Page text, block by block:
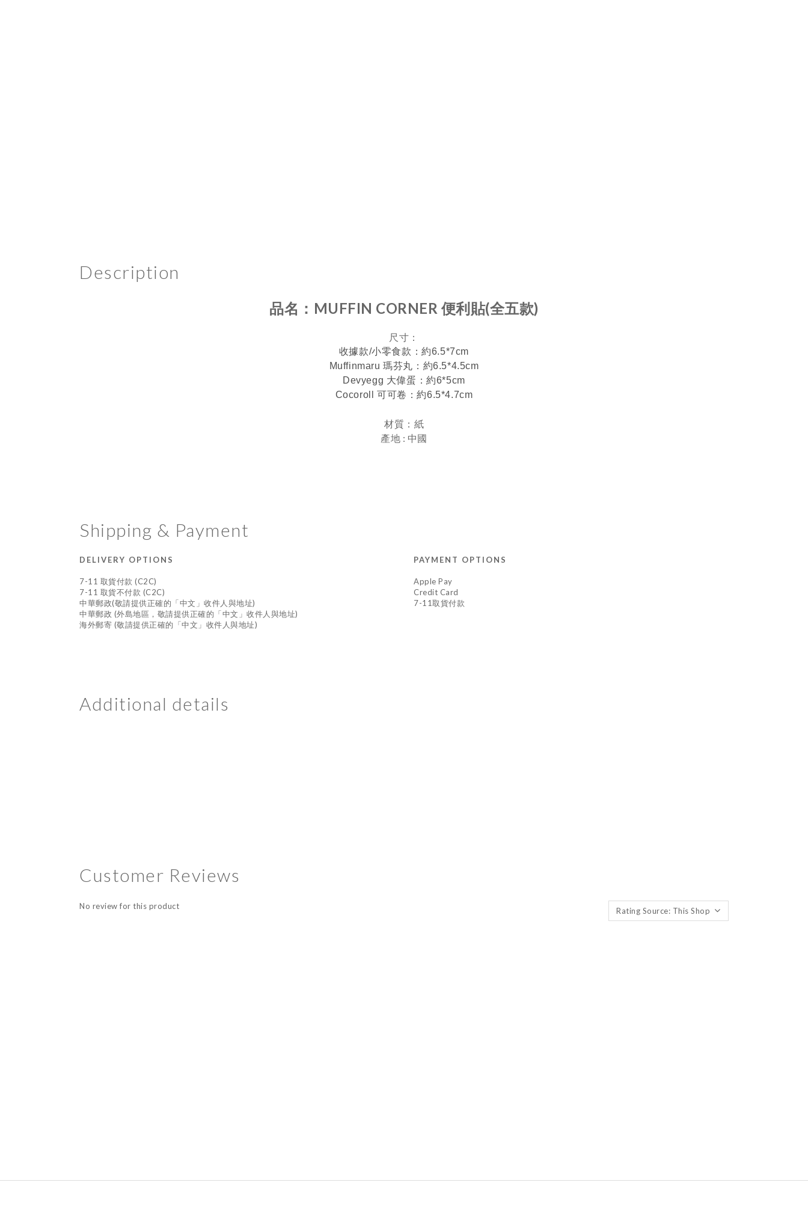
Description
品名： MUFFIN CORNER 便利貼(全五款)
尺寸：
收據款/⼩零⾷款：約6.5*7cm
Muffinmaru 瑪芬丸：約6.5*4.5cm
Devyegg 大偉蛋：約6*5cm
Cocoroll 可可卷：約6.5*4.7cm
材質：紙
產地 : 中國
Shipping & Payment
DELIVERY OPTIONS
7-11 取貨付款 (C2C)
7-11 取貨不付款 (C2C)
中華郵政(敬請提供正確的「中文」收件人與地址)
中華郵政 (外島地區，敬請提供正確的「中文」收件人與地址)
海外郵寄 (敬請提供正確的「中文」收件人與地址)
PAYMENT OPTIONS
Apple Pay
Credit Card
7-11取貨付款
Additional details
Customer Reviews
No review for this product